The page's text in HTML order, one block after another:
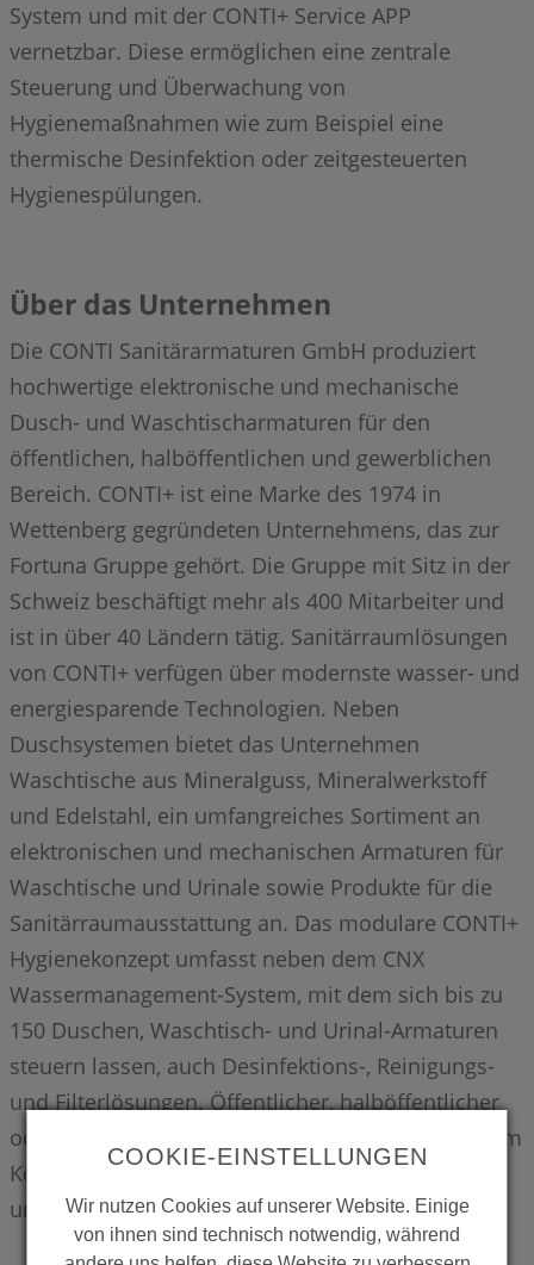
System und mit der CONTI+ Service APP
vernetzbar. Diese ermöglichen eine zentrale
Steuerung und Überwachung von
Hygienemaßnahmen wie zum Beispiel eine
thermische Desinfektion oder zeitgesteuerten
Hygienespülungen.
Über das Unternehmen
Die CONTI Sanitärarmaturen GmbH produziert
hochwertige elektronische und mechanische
Dusch- und Waschtischarmaturen für den
öffentlichen, halböffentlichen und gewerblichen
Bereich. CONTI+ ist eine Marke des 1974 in
Wettenberg gegründeten Unternehmens, das zur
Fortuna Gruppe gehört. Die Gruppe mit Sitz in der
Schweiz beschäftigt mehr als 400 Mitarbeiter und
ist in über 40 Ländern tätig. Sanitärraumlösungen
von CONTI+ verfügen über modernste wasser- und
energiesparende Technologien. Neben
Duschsystemen bietet das Unternehmen
Waschtische aus Mineralguss, Mineralwerkstoff
und Edelstahl, ein umfangreiches Sortiment an
elektronischen und mechanischen Armaturen für
Waschtische und Urinale sowie Produkte für die
Sanitärraumausstattung an. Das modulare CONTI+
Hygienekonzept umfasst neben dem CNX
Wassermanagement-System, mit dem sich bis zu
150 Duschen, Waschtisch- und Urinal-Armaturen
steuern lassen, auch Desinfektions-, Reinigungs-
und Filterlösungen. Öffentlicher, halböffentlicher
oder gewerblicher Bereich – CONTI+ ist mit seinem
Komplettangebot der perfekte Partner für Dusch-
und Waschräume.
COOKIE-EINSTELLUNGEN
Wir nutzen Cookies auf unserer Website. Einige
von ihnen sind technisch notwendig, während